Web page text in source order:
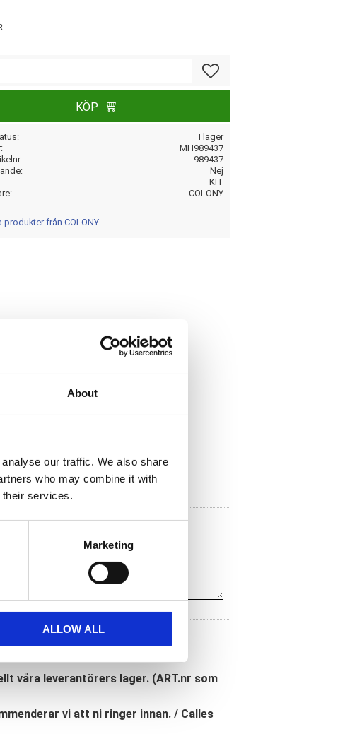
About
our traffic. We also share
who may combine it with
their services.
Marketing
ALLOW ALL
KÖP
I lager
MH989437
989437
Nej
KIT
COLONY
produkter från COLONY
Dela med dig
c
b
o
våra leverantörers lager. (ART.nr som
vi att ni ringer innan. / Calles